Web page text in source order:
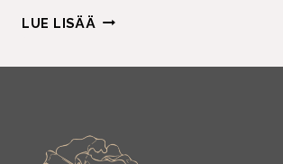
LUE LISÄÄ AUTENTTINEN